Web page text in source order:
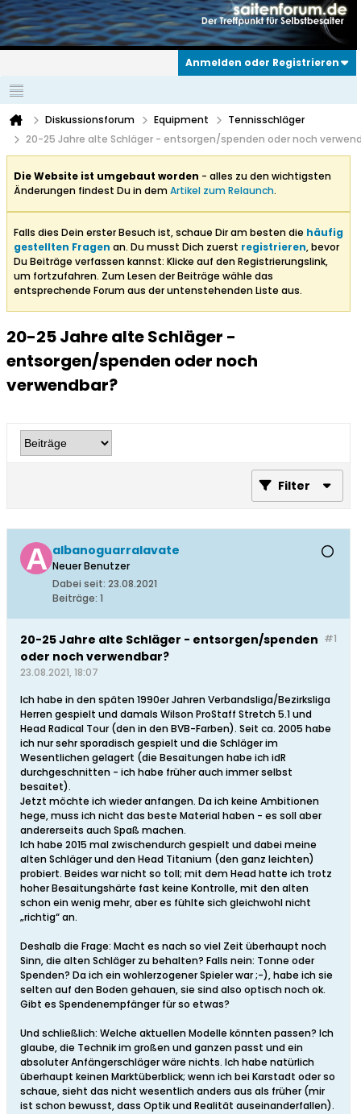
Anmelden oder Registrieren
Diskussionsforum Equipment
Tennisschläger
20-25 Jahre alte Schläger - entsorgen/spenden oder noch
Die Website ist umgebaut worden - alles zu den wichtigsten
Änderungen findest Du in demArtikel zum Relaunch.
Falls dies Dein erster Besuch ist, schaue Dir am besten die häufig
gestellten Fragen an. Du musst Dich zuerst registrieren, bevor
Du Beiträge verfassen kannst: Klicke auf den Registrierungslink,
um fortzufahren. Zum Lesen der Beiträge wähle das
entsprechende Forum aus der untenstehenden Liste aus.
20-25 Jahre alte Schläger -
entsorgen/spenden oder noch
verwendbar?
Filter
albanoguarralavate
Neuer Benutzer
Dabei seit: 23.08.2021
Beiträge: 1
#1
20-25 Jahre alte Schläger - entsorgen/spenden
oder noch verwendbar?
23.08.2021, 18:07
Ich habe in den späten 1990er Jahren Verbandsliga/Bezirksliga
Herren gespielt und damals Wilson ProStaff Stretch 5.1 und
Head Radical Tour (den in den BVB-Farben). Seit ca. 2005 habe
ich nur sehr sporadisch gespielt und die Schläger im
Wesentlichen gelagert (die Besaitungen habe ich idR
durchgeschnitten - ich habe früher auch immer selbst
besaitet).
Jetzt möchte ich wieder anfangen. Da ich keine Ambitionen
hege, muss ich nicht das beste Material haben - es soll aber
andererseits auch Spaß machen.
Ich habe 2015 mal zwischendurch gespielt und dabei meine
alten Schläger und den Head Titanium (den ganz leichten)
probiert. Beides war nicht so toll; mit dem Head hatte ich trotz
hoher Besaitungshärte fast keine Kontrolle, mit den alten
schon ein wenig mehr, aber es fühlte sich gleichwohl nicht
„richtig“ an.
Deshalb die Frage: Macht es nach so viel Zeit überhaupt noch
Sinn, die alten Schläger zu behalten? Falls nein: Tonne oder
Spenden? Da ich ein wohlerzogener Spieler war ;-), habe ich sie
selten auf den Boden gehauen, sie sind also optisch noch ok.
Gibt es Spendenempfänger für so etwas?
Und schließlich: Welche aktuellen Modelle könnten passen? Ich
glaube, die Technik im großen und ganzen passt und ein
absoluter Anfängerschläger wäre nichts. Ich habe natürlich
überhaupt keinen Marktüberblick; wenn ich bei Karstadt oder so
schaue, sieht das nicht wesentlich anders aus als früher (mir
ist schon bewusst, dass Optik und Realität auseinanderfallen).